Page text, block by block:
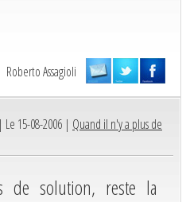
Roberto Assagioli
| Le 15-08-2006 | Quand il n'y a plus de
solution, reste la